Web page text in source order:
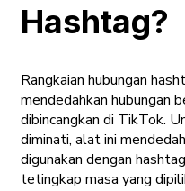
Hashtag?
Rangkaian hubungan
mendedahkan hubungan
dibincangkan di TikTok.
diminati, alat ini
digunakan dengan
tetingkap masa yang